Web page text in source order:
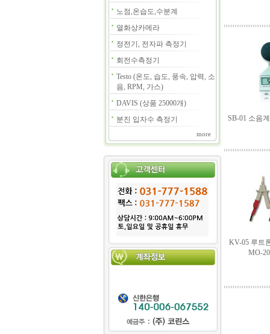
노점,온습도,수분계
열화상카메라
정전기, 전자파 측정기
회전수측정기
Testo (온도, 습도, 풍속, 압력, 소
음, RPM, 가스)
DAVIS (상품 25000개)
분진 입자수 측정기
more
SB-01 소음
KV-05 루트
MO-